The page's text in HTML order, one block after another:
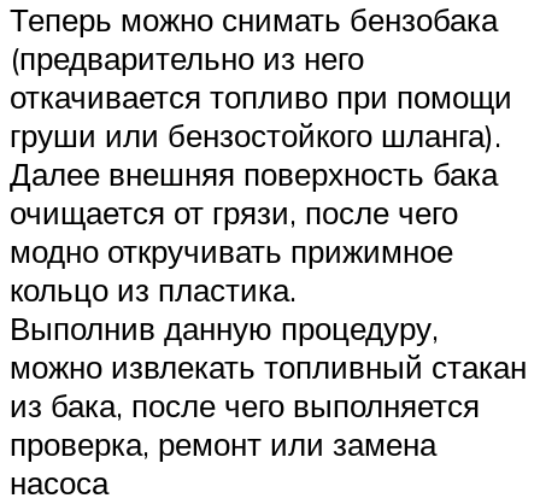
Теперь можно снимать бензобака
(предварительно из него
откачивается топливо при помощи
груши или бензостойкого шланга).
Далее внешняя поверхность бака
очищается от грязи, после чего
модно откручивать прижимное
кольцо из пластика.
Выполнив данную процедуру,
можно извлекать топливный стакан
из бака, после чего выполняется
проверка, ремонт или замена
насоса